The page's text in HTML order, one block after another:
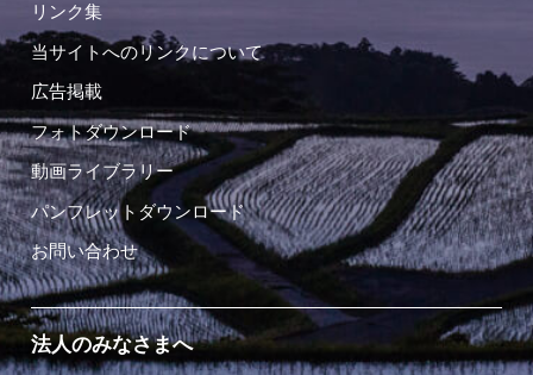
リンク集
当サイトへのリンクについて
広告掲載
フォトダウンロード
動画ライブラリー
パンフレットダウンロード
お問い合わせ
法人のみなさまへ